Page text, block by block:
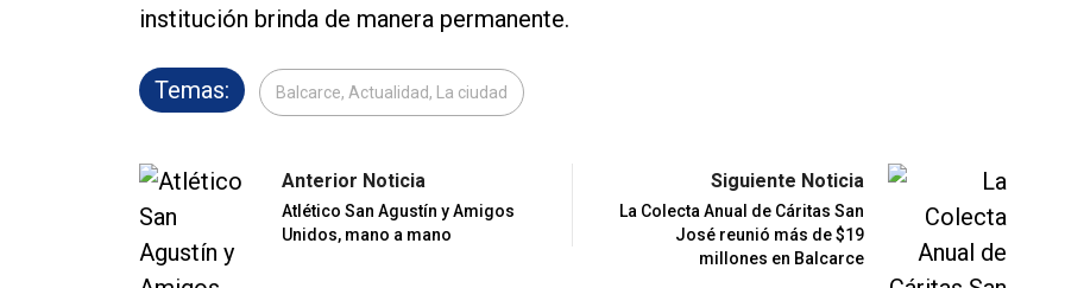
institución brinda de manera permanente.
Temas: Balcarce, Actualidad, La ciudad
Anterior Noticia
Atlético San Agustín y Amigos
Unidos, mano a mano
Siguiente Noticia
La Colecta Anual de Cáritas San
José reunió más de $19
millones en Balcarce